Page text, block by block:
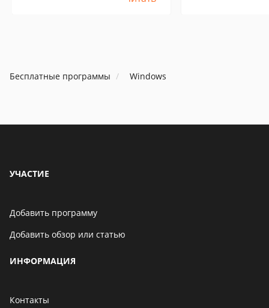
Бесплатные программы Windows
УЧАСТИЕ
Добавить программу
Добавить обзор или статью
ИНФОРМАЦИЯ
Контакты